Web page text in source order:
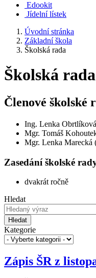
Edookit
Jídelní lístek
Úvodní stránka
Základní škola
Školská rada
Školská rada
Členové školské
Ing. Lenka
Mgr. Tomáš
Mgr. Lenka Marecká
Zasedání školské
dvakrát ročně
Hledat
Hledat
Kategorie
Zápis ŠR z